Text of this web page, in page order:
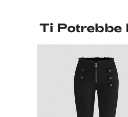
Ti Potrebbe